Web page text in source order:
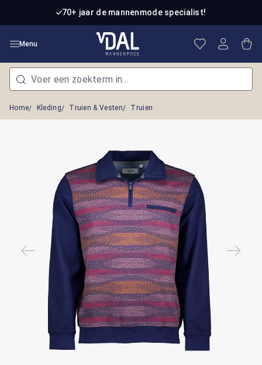
Ga naar de hoofdinhoud70+ jaar de mannenmode specialist!
Menu Je hebt 0
Home Kleding Truien & Vesten Truien